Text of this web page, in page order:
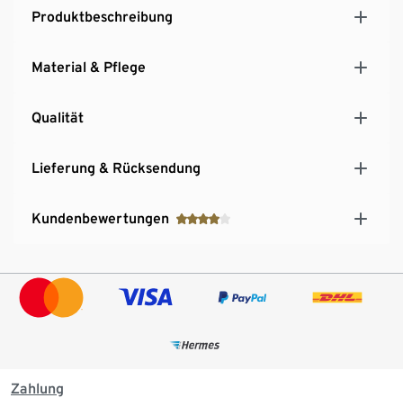
Produktbeschreibung
Material & Pflege
Qualität
Lieferung & Rücksendung
Kundenbewertungen
Zahlung